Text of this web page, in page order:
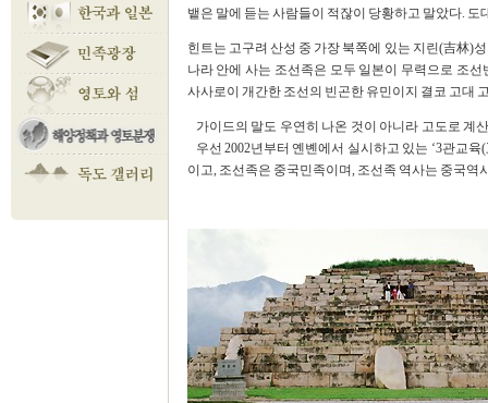
뱉은 말에 듣는 사람들이 적잖이 당황하고 말았다.
힌트는 고구려 산성 중 가장 북쪽에 있는 지린(吉林)
나라 안에 사는 조선족은 모두 일본이 무력으로 조
사사로이 개간한 조선의 빈곤한 유민이지 결코 고대
가이드의 말도 우연히 나온 것이 아니라 고도로 계
우선 2002년부터 옌볜에서 실시하고 있는 ‘3관교
이고, 조선족은 중국민족이며, 조선족 역사는 중국역